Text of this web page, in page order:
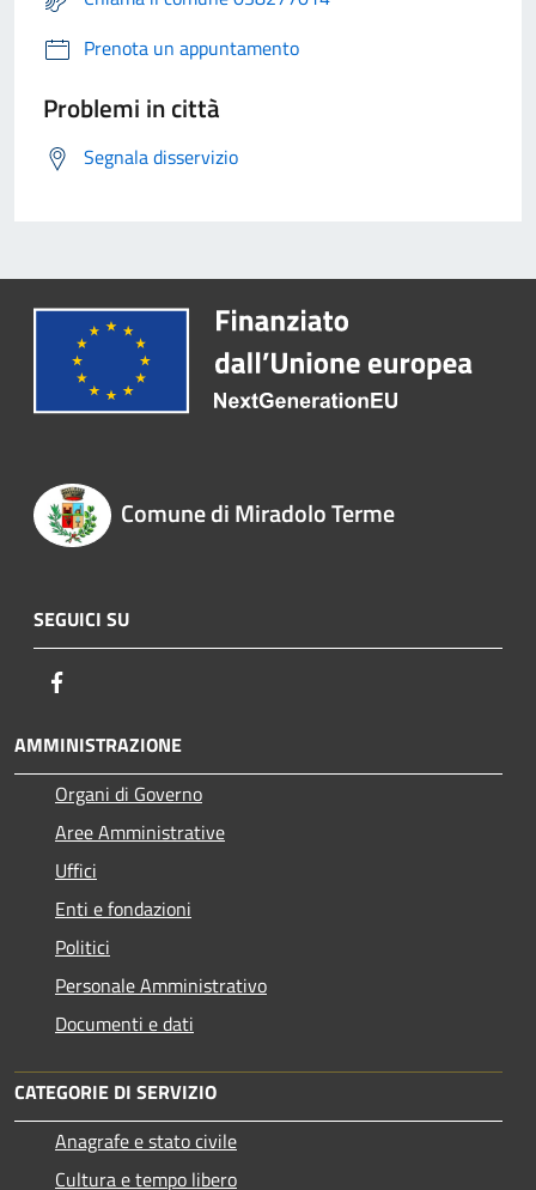
Prenota un appuntamento
Problemi in città
Segnala disservizio
Comune di Miradolo Terme
SEGUICI SU
AMMINISTRAZIONE
Organi di Governo
Aree Amministrative
Uffici
Enti e fondazioni
Politici
Personale Amministrativo
Documenti e dati
CATEGORIE DI SERVIZIO
Anagrafe e stato civile
Cultura e tempo libero